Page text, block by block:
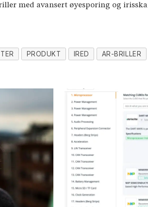
med avansert øyesporing og
PRODUKT IRED AR-BRILLER